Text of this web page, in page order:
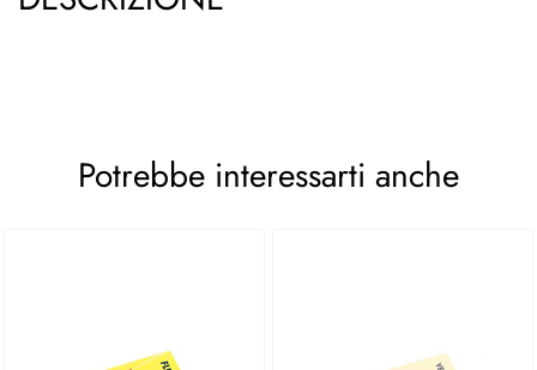
Potrebbe interessarti anche